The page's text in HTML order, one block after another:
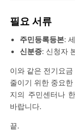
필요 서류
주민등록등본:
신분증: 신청자
이와 같은 전기요
줄이기 위한 중요
지의 주민센터나
바랍니다.
끝.